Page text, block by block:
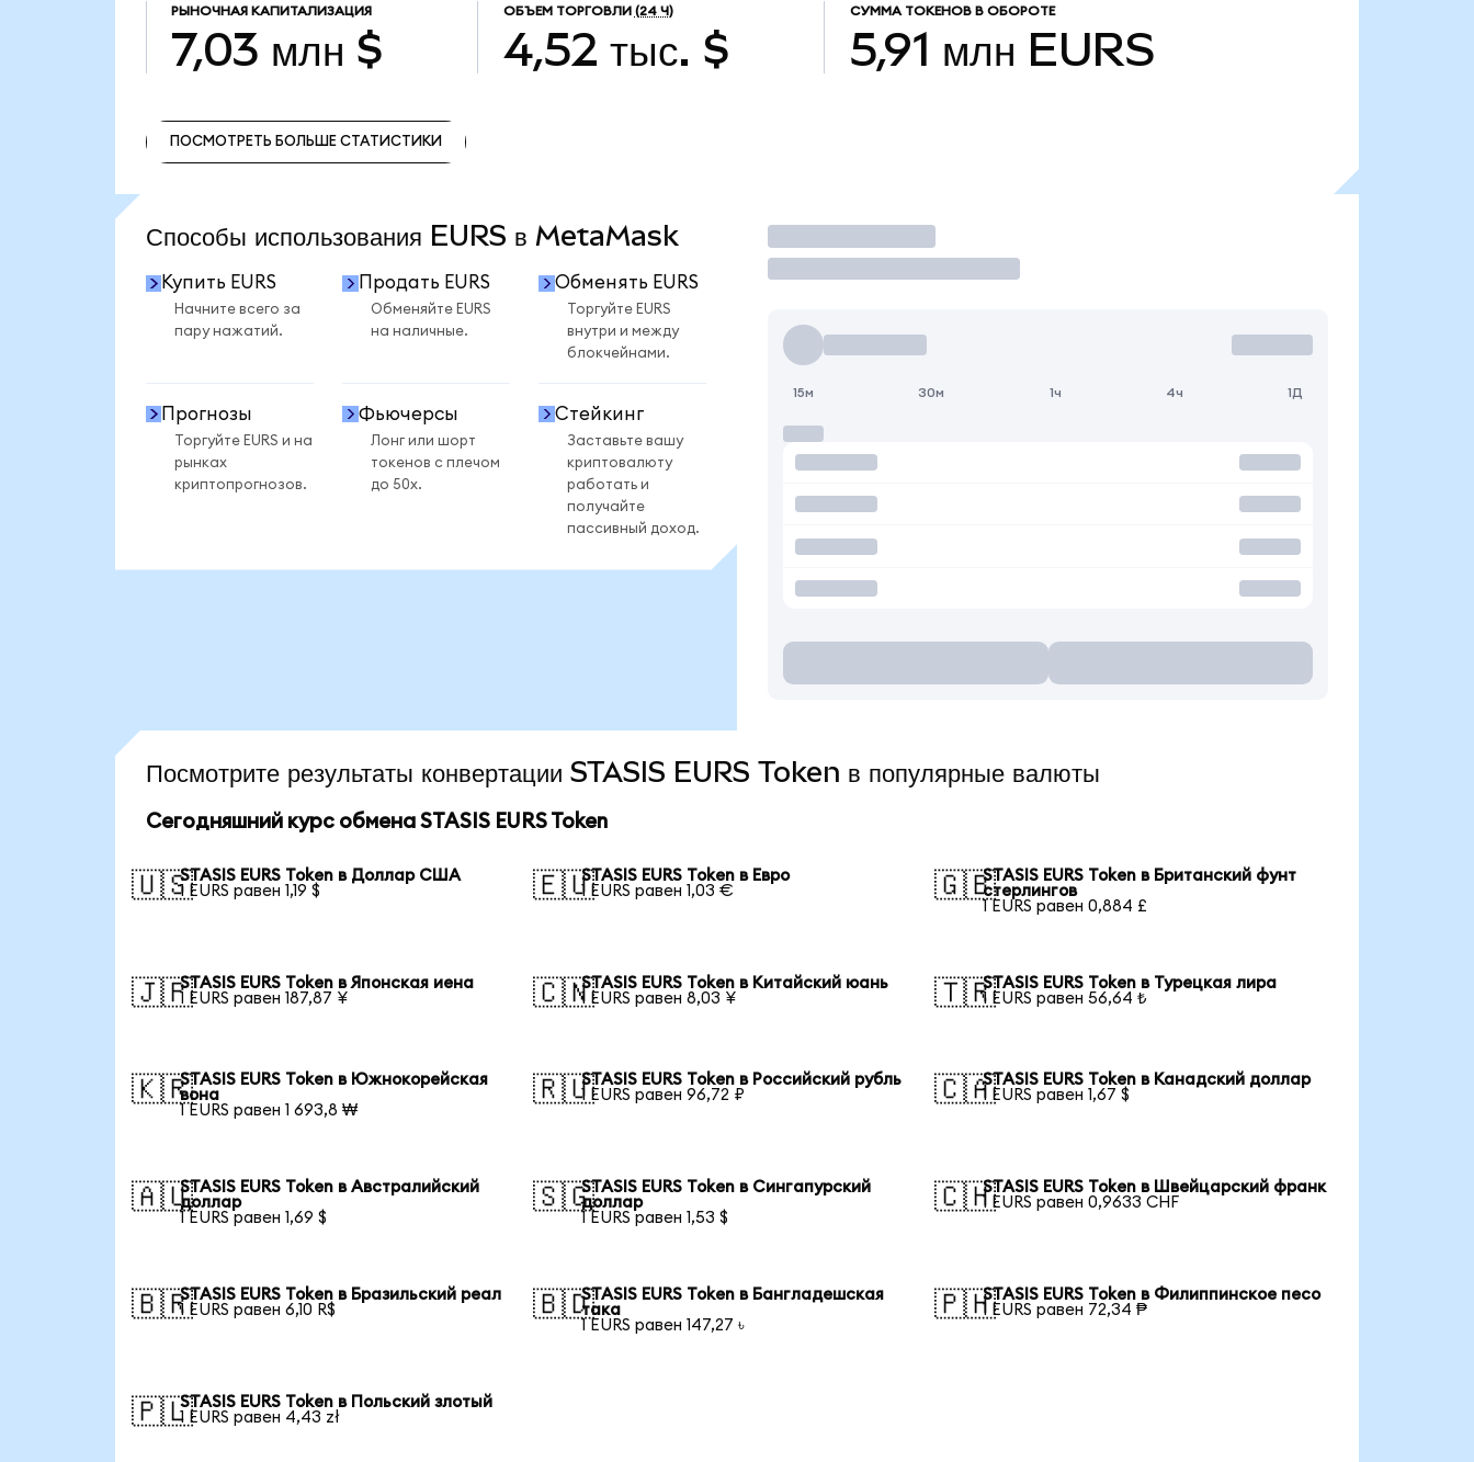
РЫНОЧНАЯ КАПИТАЛИЗАЦИЯ
7,03 млн $
ОБЪЕМ ТОРГОВЛИ (24 Ч)
4,52 тыс. $
СУММА ТОКЕНОВ В ОБОРОТЕ
5,91 млн EURS
ПОСМОТРЕТЬ БОЛЬШЕ СТАТИСТИКИ
Способы использования EURS в MetaMask
Купить EURS
Начните всего за
пару нажатий.
Продать EURS
Обменяйте EURS
на наличные.
Обменять EURS
Торгуйте EURS
внутри и между
блокчейнами.
Прогнозы
Торгуйте EURS и на
рынках
криптопрогнозов.
Фьючерсы
Лонг или шорт
токенов с плечом
до 50x.
Стейкинг
Заставьте вашу
криптовалюту
работать и
получайте
пассивный доход.
Торговать
15м 30м 1ч 4ч 1Д
Посмотрите результаты конвертации STASIS EURS Token в популярные валюты
Сегодняшний курс обмена STASIS EURS Token
🇺🇸STASIS EURS Token в Доллар США
1 EURS равен 1,19 $
🇪🇺STASIS EURS Token в Евро
1 EURS равен 1,03 €
🇬🇧STASIS EURS Token в Британский фунт
стерлингов
1 EURS равен 0,884 £
🇯🇵STASIS EURS Token в Японская иена
1 EURS равен 187,87 ¥
🇨🇳STASIS EURS Token в Китайский юань
1 EURS равен 8,03 ¥
🇹🇷STASIS EURS Token в Турецкая лира
1 EURS равен 56,64 ₺
🇰🇷STASIS EURS Token в Южнокорейская
вона
1 EURS равен 1 693,8 ₩
🇷🇺STASIS EURS Token в Российский рубль
1 EURS равен 96,72 ₽
🇨🇦STASIS EURS Token в Канадский доллар
1 EURS равен 1,67 $
🇦🇺STASIS EURS Token в Австралийский
доллар
1 EURS равен 1,69 $
🇸🇬STASIS EURS Token в Сингапурский
доллар
1 EURS равен 1,53 $
🇨🇭STASIS EURS Token в Швейцарский франк
1 EURS равен 0,9633 CHF
🇧🇷STASIS EURS Token в Бразильский реал
1 EURS равен 6,10 R$
🇧🇩STASIS EURS Token в Бангладешская
така
1 EURS равен 147,27 ৳
🇵🇭STASIS EURS Token в Филиппинское песо
1 EURS равен 72,34 ₱
🇵🇱STASIS EURS Token в Польский злотый
1 EURS равен 4,43 zł